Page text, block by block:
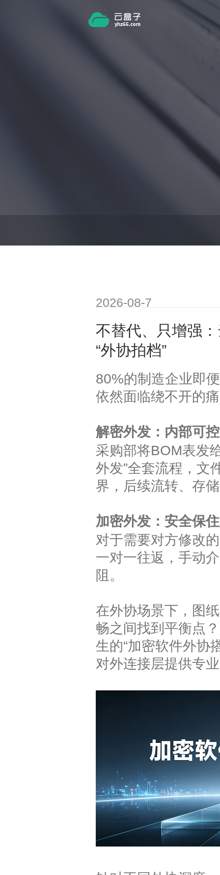
2026-08-7
不替代、只增强
“外协拍档”
80%的制造企业即
依然面临绕不开的
解密外发：内部可
采购部将BOM表
外发”全套流程，文
界，后续流转、存
加密外发：安全保
对于需要对方修改
一对一往返，手动
阻。
在外协场景下，图
畅之间找到平衡点
生的“加密软件外协
对外连接层提供专